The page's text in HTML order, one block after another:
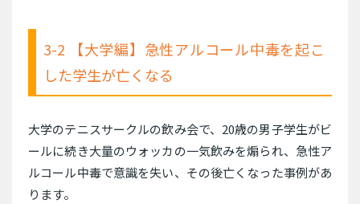
3-2 【大学編】急性アルコール中毒を起こ
した学生が亡くなる
大学のテニスサークルの飲み会で、20歳の男子学生がビ
ールに続き大量のウォッカの一気飲みを煽られ、急性ア
ルコール中毒で意識を失い、その後亡くなった事例があ
ります。